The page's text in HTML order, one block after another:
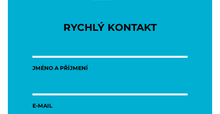
RYCHLÝ KONTAKT
JMÉNO A PŘÍJMENÍ
E-MAIL